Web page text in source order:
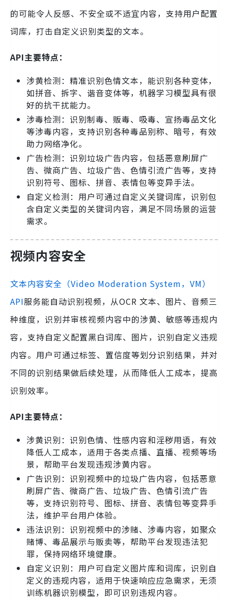
的可能令人反感、不安全或不适宜内容，支持用户配置
词库，打击自定义识别类型的文本。
API主要特点：
涉黄检测：精准识别色情文本，能识别各种变体，
如拼音、拆字、谐音变体等，机器学习模型具有很
好的抗干扰能力。
涉毒检测：识别制毒、贩毒、吸毒、宣扬毒品文化
等涉毒内容，支持识别各种毒品别称、暗号，有效
助力网络净化。
广告检测：识别垃圾广告内容，包括恶意刷屏广
告、微商广告、垃圾广告、色情引流广告等，支持
识别符号、图标、拼音、表情包等变异手法。
自定义检测：用户可通过自定义关键词库，识别包
含自定义类型的关键词内容，满足不同场景的运营
需求。
视频内容安全
文本内容安全（Video Moderation System，VM）
API服务能自动识别视频，从OCR 文本、图片、音频三
种维度，识别并审核视频内容中的涉黄、敏感等违规内
容，支持自定义配置黑白词库、图片，识别自定义违规
内容。用户可通过标签、置信度等划分识别结果，并对
不同的识别结果做后续处理，从而降低人工成本，提高
识别效率。
API主要特点：
涉黄识别：识别色情、性感内容和淫秽用语，有效
降低人工成本，适用于各类点播、直播、视频等场
景，帮助平台发现违规涉黄内容。
广告识别：识别视频中的垃圾广告内容，包括恶意
刷屏广告、微商广告、垃圾广告、色情引流广告
等，支持识别符号、图标、拼音、表情包等变异手
法，维护平台用户体验。
违法识别：识别视频中的涉赌、涉毒内容，如聚众
赌博、毒品展示与贩卖等，帮助平台发现违法犯
罪，保持网络环境健康。
自定义识别：用户可自定义图片库和词库，识别自
定义的违规内容，适用于快速响应应急需求，无须
训练机器识别模型，即可识别违规内容。